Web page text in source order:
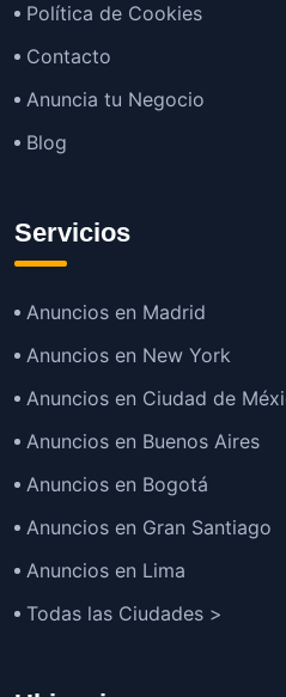
Política de Cookies
Contacto
Anuncia tu Negocio
Blog
Servicios
Anuncios en Madrid
Anuncios en New York
Anuncios en Ciudad de
Anuncios en Buenos Aires
Anuncios en Bogotá
Anuncios en Gran Santiago
Anuncios en Lima
Todas las Ciudades >